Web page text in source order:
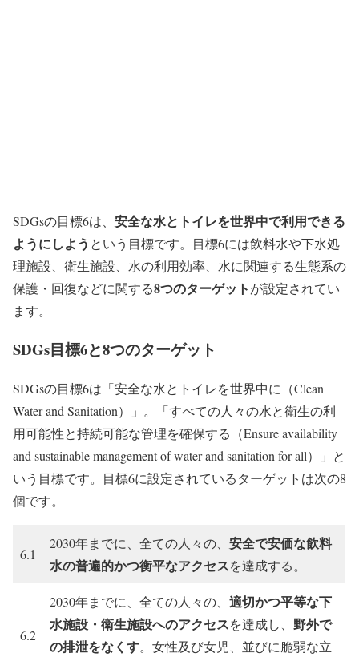
SDGsの目標6は、 安全な水とトイレを世界中で利用できる
ようにしよう という目標です。目標6には飲料水や下水処
理施設、衛生施設、水の利用効率、水に関連する生態系の
保護・回復などに関する8つのターゲットが設定されてい
ます。
SDGs目標6と8つのターゲット
SDGsの目標6は「安全な水とトイレを世界中に（Clean
Water and Sanitation）」。「すべての人々の水と衛生の利
用可能性と持続可能な管理を確保する（Ensure availability
and sustainable management of water and sanitation for all）」と
いう目標です。目標6に設定されているターゲットは次の8
個です。
6.1
2030年までに、全ての人々の、 安全で安価な飲料
水の普遍的かつ衡平なアクセスを達成する。
6.2
2030年までに、全ての人々の、 適切かつ平等な下
水施設・衛生施設へのアクセスを達成し、 野外で
の排泄をなくす。女性及び女児、並びに脆弱な立